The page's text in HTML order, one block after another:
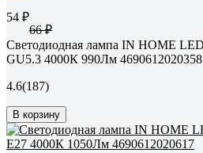
54 ₽
66 ₽
Светодиодная лампа IN HOME
GU5.3 4000К 990Лм 4690612020358
4.6(187)
В корзину